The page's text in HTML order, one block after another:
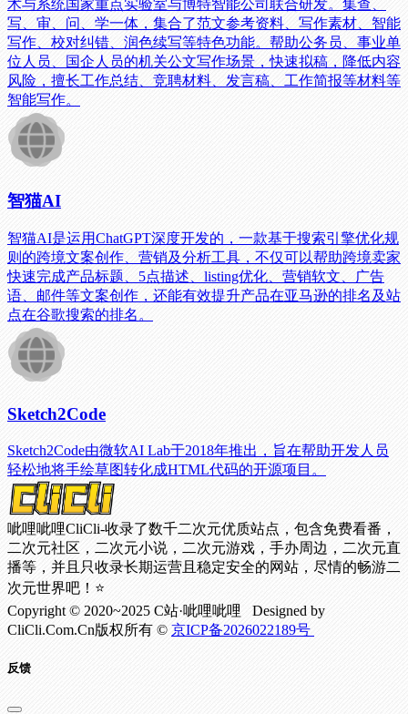
术与系统国家重点实验室与博特智能公司联合研发。集查、
写、审、问、学一体，集合了范文参考资料、写作素材、智能
写作、校对纠错、润色续写等特色功能。帮助公务员、事业单
位人员、国企人员的机关公文写作场景，快速拟稿，降低内容
风险，擅长工作总结、竞聘材料、发言稿、工作简报等材料等
智能写作。
智猫AI
智猫AI是运用ChatGPT深度开发的，一款基于搜索引擎优化规
则的跨境文案创作、营销及分析工具，不仅可以帮助跨境卖家
快速完成产品标题、5点描述、listing优化、营销软文、广告
语、邮件等文案创作，还能有效提升产品在亚马逊的排名及站
点在谷歌搜索的排名。
Sketch2Code
Sketch2Code由微软AI Lab于2018年推出，旨在帮助开发人员
轻松地将手绘草图转化成HTML代码的开源项目。
呲哩呲哩CliCli-收录了数千二次元优质站点，包含免费看番，
二次元社区，二次元小说，二次元游戏，手办周边，二次元直
播等，并且只收录长期运营且稳定安全的网站，尽情的畅游二
次元世界吧！⭐
Copyright © 2020~2025 C站·呲哩呲哩 Designed by
CliCli.Com.Cn版权所有 © 京ICP备2026022189号
反馈